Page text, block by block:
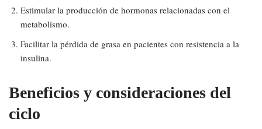
Estimular la producción de hormonas relacionadas con el
metabolismo.
Facilitar la pérdida de grasa en pacientes con resistencia a la
insulina.
Beneficios y consideraciones del
ciclo